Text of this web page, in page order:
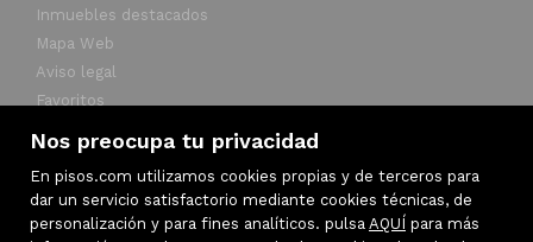
Nos preocupa tu privacidad
En pisos.com utilizamos cookies propias y de terceros para
dar un servicio satisfactorio mediante cookies técnicas, de
personalización y para fines analíticos. pulsa AQUÍ para más
Inmuebles destacados
Mapa Web
Aviso legal
Favoritos